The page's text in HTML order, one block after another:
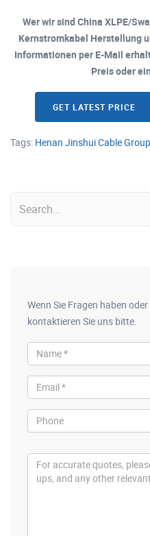
Wer wir sind China XLPE/
Kernstromkabel Herstellung
Informationen per E-Mail
Preis oder
GET LATEST PRICE
Tags: Henan Jinshui Cable Group
Wenn Sie Fragen haben
kontaktieren Sie uns bitte.